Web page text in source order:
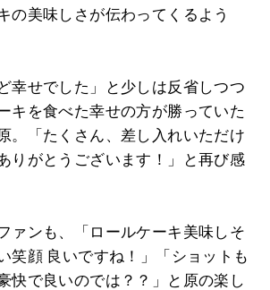
の美味しさが伝わってくるよう
幸せでした」と少しは反省しつつ
キを食べた幸せの方が勝っていた
。「たくさん、差し入れいただけ
りがとうございます！」と再び感
ァンも、「ロールケーキ美味しそ
笑顔 良いですね！」「ショットも
快で良いのでは？？」と原の楽し